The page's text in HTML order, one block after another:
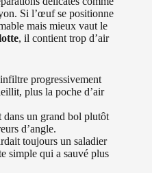
Si l’œuf se positionne
mais mieux vaut le
, il contient trop d’air
progressivement
plus la poche d’air
dans un grand bol plutôt
d’angle.
toujours un saladier
simple qui a sauvé plus